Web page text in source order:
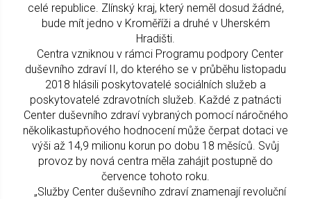
celé republice. Zlínský kraj, který neměl dosud žádné,
bude mít jedno v Kroměříži a druhé v Uherském
Hradišti.
Centra vzniknou v rámci Programu podpory Center
duševního zdraví II, do kterého se v průběhu listopadu
2018 hlásili poskytovatelé sociálních služeb a
poskytovatelé zdravotních služeb. Každé z patnácti
Center duševního zdraví vybraných pomocí náročného
několikastupňového hodnocení může čerpat dotaci ve
výši až 14,9 milionu korun po dobu 18 měsíců. Svůj
provoz by nová centra měla zahájit postupně do
července tohoto roku.
„Služby Center duševního zdraví znamenají revoluční